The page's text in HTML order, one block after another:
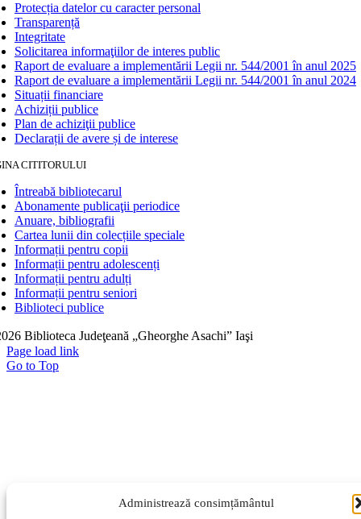
Administrează consimțământul
Protecția datelor cu caracter personal
Transparență
Integritate
Solicitarea informaţiilor de interes public
Raport de evaluare a implementării Legii nr. 544/2001 în anul 2025
Raport de evaluare a implementării Legii nr. 544/2001 în anul 2024
Situații financiare
Achiziții publice
Plan de achiziţii publice
Declarații de avere și de interese
CITITORULUI
Întreabă bibliotecarul
Abonamente publicaţii periodice
Anuare, bibliografii
Cartea lunii din colecțiile speciale
Informații pentru copii
Informații pentru adolescenți
Informații pentru adulți
Informații pentru seniori
Biblioteci publice
Biblioteca Judeţeană „Gheorghe Asachi” Iaşi
Page load link
Go to Top